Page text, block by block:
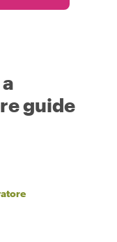
guide